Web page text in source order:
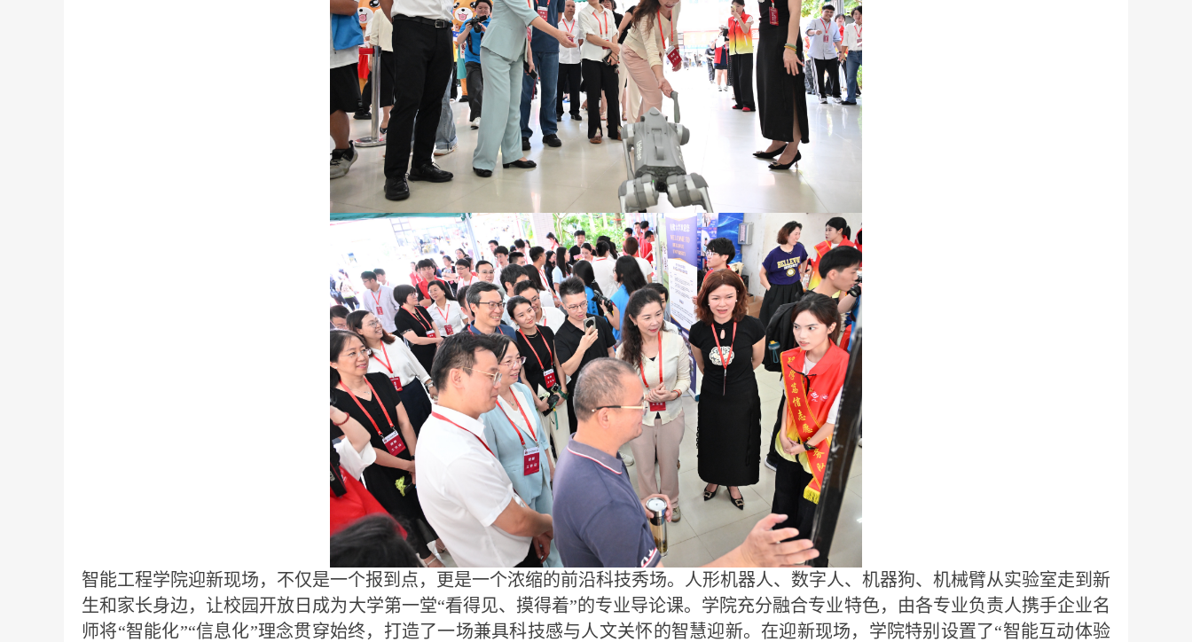
智能工程学院迎新现场，不仅是一个报到点，更是一个浓缩的前沿科技秀场。人形机器人、数字人、机器狗、机械臂从实验室走到新
生和家长身边，让校园开放日成为大学第一堂“看得见、摸得着”的专业导论课。学院充分融合专业特色，由各专业负责人携手企业名
师将“智能化”“信息化”理念贯穿始终，打造了一场兼具科技感与人文关怀的智慧迎新。在迎新现场，学院特别设置了“智能互动体验